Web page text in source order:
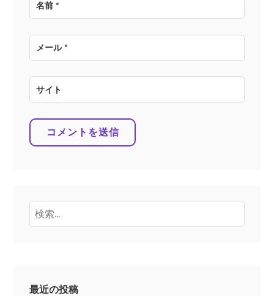
名前*
メール*
サイト
検
索:
最近の投稿